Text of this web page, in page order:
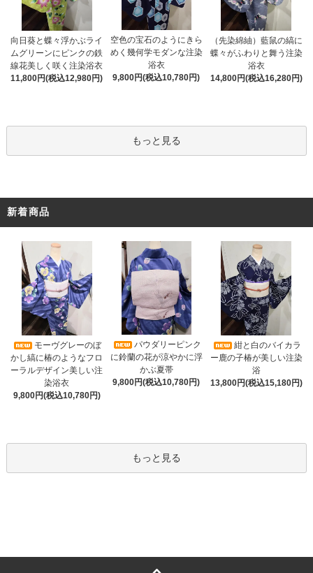
向日葵と蝶々浮かぶライ
ムグリーンにピンクの鉄
線花美しく咲く注染浴衣
11,800円(税込12,980円)
空色の宝石のようにきら
めく幾何学モダンな注染
浴衣
9,800円(税込10,780円)
（先染綿紬）藍鼠の縞に
蝶々がふわりと舞う注染
浴衣
14,800円(税込16,280円)
もっと見る
新着商品
モーヴグレーのぼ
かし縞に椿のようなフロ
ーラルデザイン美しい注
染浴衣
9,800円(税込10,780円)
パウダリーピンク
に鈴蘭の花が涼やかに浮
かぶ夏帯
9,800円(税込10,780円)
紺と白のバイカラ
ー鹿の子椿が美しい注染
浴
13,800円(税込15,180円)
もっと見る